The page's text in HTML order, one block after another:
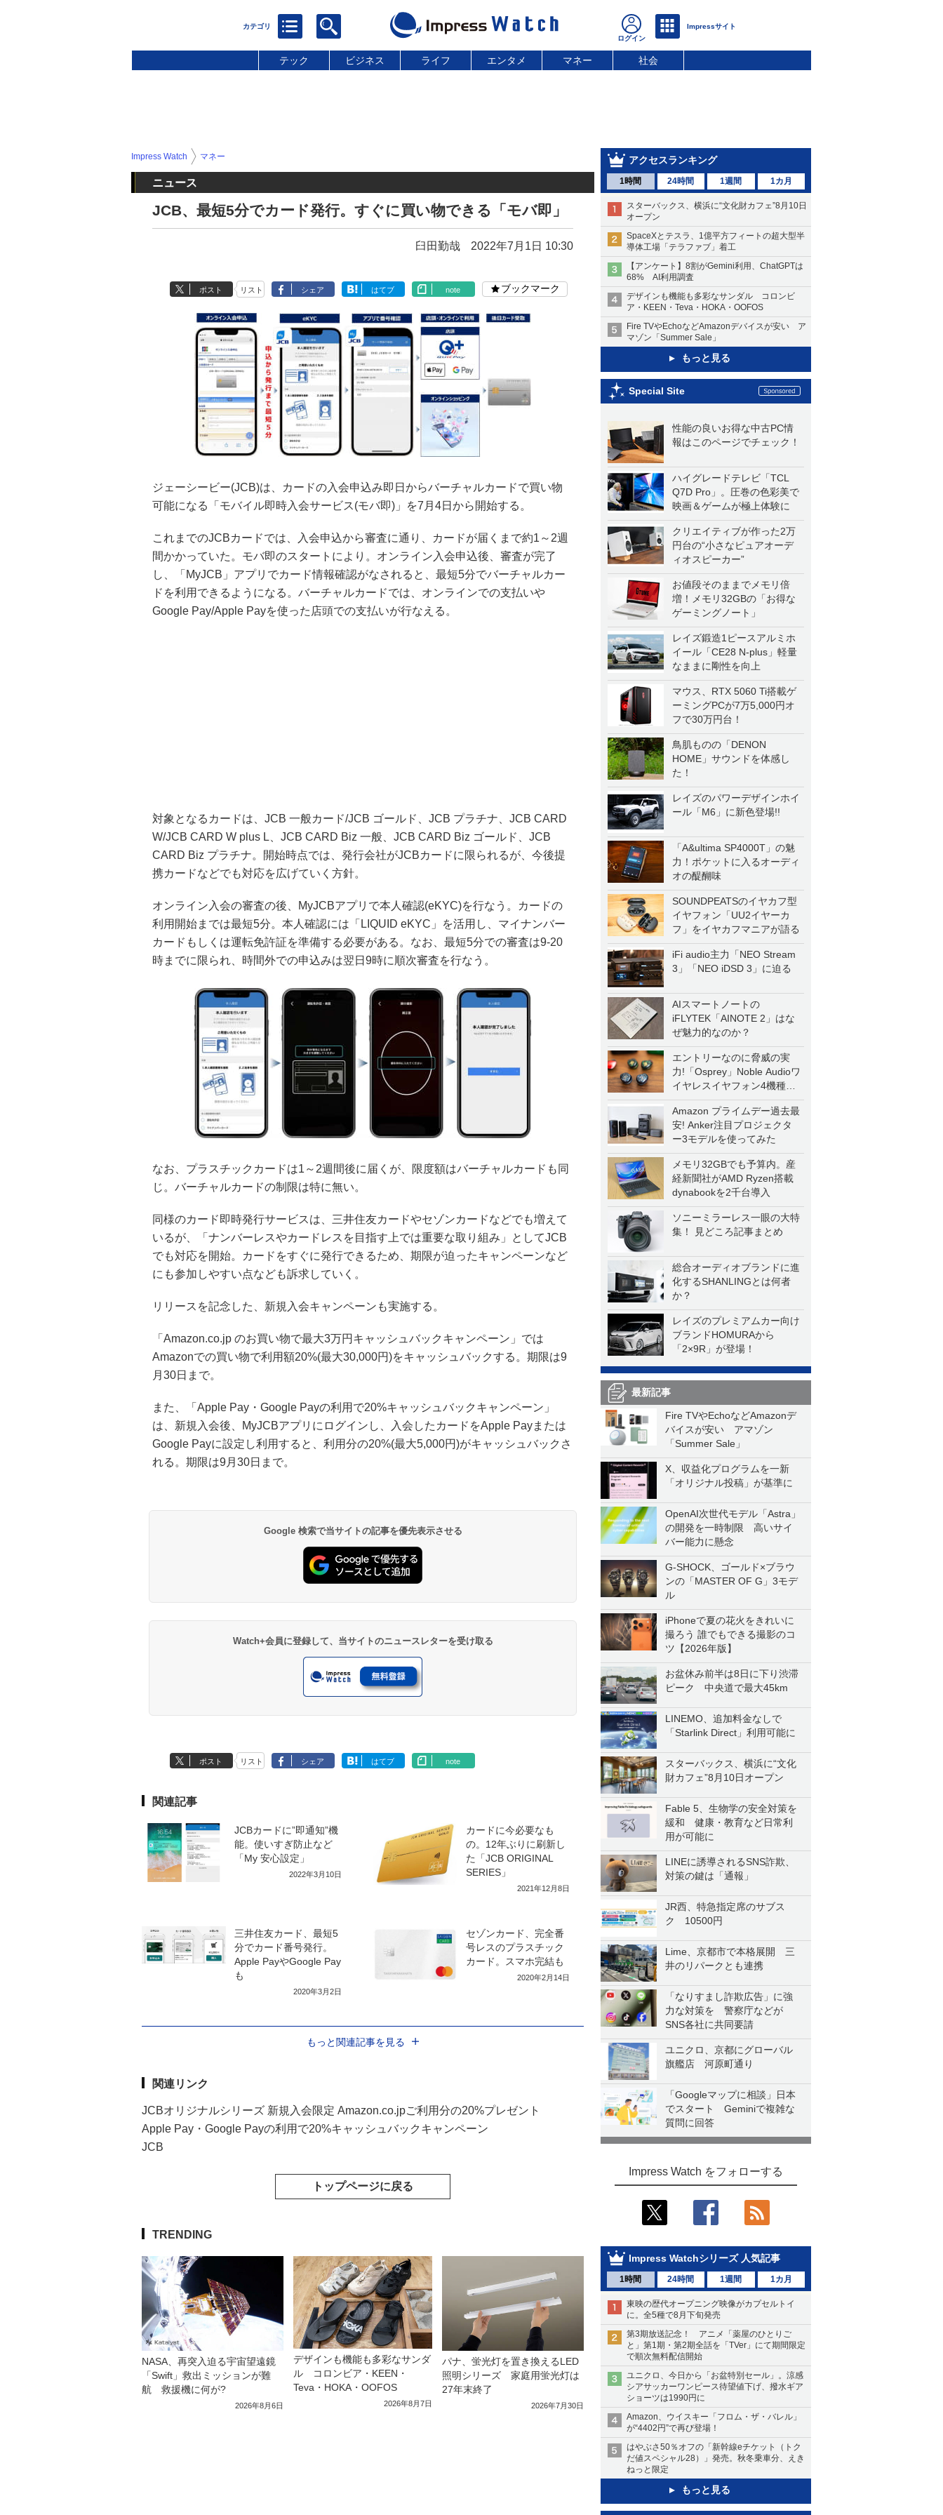
テック ビジネス ライフ エンタメ マネー 社会
アクセスランキング
1時間 24時間 1週間 1カ月
スターバックス、横浜に“文化財カフェ”8月10日
オープン
SpaceXとテスラ、1億平方フィートの超大型半
導体工場「テラファブ」着工
【アンケート】8割がGemini利用、ChatGPTは
68% AI利用調査
デザインも機能も多彩なサンダル コロンビ
ア・KEEN・Teva・HOKA・OOFOS
Fire TVやEchoなどAmazonデバイスが安い ア
マゾン「Summer Sale」
もっと見る
Special Site
性能の良いお得な中古PC情
報はこのページでチェック！
ハイグレードテレビ「TCL
Q7D Pro」。圧巻の色彩美で
映画＆ゲームが極上体験に
クリエイティブが作った2万
円台の“小さなピュアオーデ
ィオスピーカー”
お値段そのままでメモリ倍
増！メモリ32GBの「お得な
ゲーミングノート」
レイズ鍛造1ピースアルミホ
イール「CE28 N-plus」軽量
なままに剛性を向上
マウス、RTX 5060 Ti搭載ゲ
ーミングPCが7万5,000円オ
フで30万円台！
鳥肌ものの「DENON
HOME」サウンドを体感し
た！
レイズのパワーデザインホイ
ール「M6」に新色登場!!
「A&ultima SP4000T」の魅
力！ポケットに入るオーディ
オの醍醐味
SOUNDPEATSのイヤカフ型
イヤフォン「UU2イヤーカ
フ」をイヤカフマニアが語る
iFi audio主力「NEO Stream
3」「NEO iDSD 3」に迫る
AIスマートノートの
iFLYTEK「AINOTE 2」はな
ぜ魅力的なのか？
エントリーなのに脅威の実
力!「Osprey」Noble Audioワ
イヤレスイヤフォン4機種を
一気に聴く
Amazon プライムデー過去最
安! Anker注目プロジェクタ
ー3モデルを使ってみた
メモリ32GBでも予算内。産
経新聞社がAMD Ryzen搭載
dynabookを2千台導入
ソニーミラーレス一眼の大特
集！ 見どころ記事まとめ
総合オーディオブランドに進
化するSHANLINGとは何者
か？
レイズのプレミアムカー向け
ブランドHOMURAから
「2×9R」が登場！
最新記事
Fire TVやEchoなどAmazonデ
バイスが安い アマゾン
「Summer Sale」
X、収益化プログラムを一新
「オリジナル投稿」が基準に
OpenAI次世代モデル「Astra」
の開発を一時制限 高いサイ
バー能力に懸念
G-SHOCK、ゴールド×ブラウ
ンの「MASTER OF G」3モデ
ル
iPhoneで夏の花火をきれいに
撮ろう 誰でもできる撮影のコ
ツ【2026年版】
お盆休み前半は8日に下り渋滞
ピーク 中央道で最大45km
LINEMO、追加料金なしで
「Starlink Direct」利用可能に
スターバックス、横浜に“文化
財カフェ”8月10日オープン
Fable 5、生物学の安全対策を
緩和 健康・教育など日常利
用が可能に
LINEに誘導されるSNS詐欺、
対策の鍵は「通報」
JR西、特急指定席のサブス
ク 10500円
Lime、京都市で本格展開 三
井のリパークとも連携
「なりすまし詐欺広告」に強
力な対策を 警察庁などが
SNS各社に共同要請
ユニクロ、京都にグローバル
旗艦店 河原町通り
「Googleマップに相談」日本
でスタート Geminiで複雑な
質問に回答
Impress Watch をフォローする
Impress Watchシリーズ 人気記事
1時間 24時間 1週間 1カ月
東映の歴代オープニング映像がカプセルトイ
に。全5種で8月下旬発売
第3期放送記念！ アニメ「薬屋のひとりご
と」第1期・第2期全話を「TVer」にて期間限定
で順次無料配信開始
ユニクロ、今日から「お盆特別セール」。涼感
シアサッカーワンピース待望値下げ、撥水ギア
ショーツは1990円に
Amazon、ウイスキー「フロム・ザ・バレル」
が“4402円”で再び登場！
はやぶさ50％オフの「新幹線eチケット（トク
だ値スペシャル28）」発売。秋冬乗車分、えき
ねっと限定
もっと見る
Impress Watch マネー
ニュース
JCB、最短5分でカード発行。すぐに買い物できる「モバ即」
臼田勤哉 2022年7月1日 10:30
ポスト リスト シェア はてブ note ブックマーク
ジェーシービー(JCB)は、カードの入会申込み即日からバーチャルカードで買い物
可能になる「モバイル即時入会サービス(モバ即)」を7月4日から開始する。
これまでのJCBカードでは、入会申込から審査に通り、カードが届くまで約1～2週
間かかっていた。モバ即のスタートにより。オンライン入会申込後、審査が完了
し、「MyJCB」アプリでカード情報確認がなされると、最短5分でバーチャルカー
ドを利用できるようになる。バーチャルカードでは、オンラインでの支払いや
Google Pay/Apple Payを使った店頭での支払いが行なえる。
対象となるカードは、JCB 一般カード/JCB ゴールド、JCB プラチナ、JCB CARD
W/JCB CARD W plus L、JCB CARD Biz 一般、JCB CARD Biz ゴールド、JCB
CARD Biz プラチナ。開始時点では、発行会社がJCBカードに限られるが、今後提
携カードなどでも対応を広げていく方針。
オンライン入会の審査の後、MyJCBアプリで本人確認(eKYC)を行なう。カードの
利用開始までは最短5分。本人確認には「LIQUID eKYC」を活用し、マイナンバー
カードもしくは運転免許証を準備する必要がある。なお、最短5分での審査は9-20
時までに限られ、時間外での申込みは翌日9時に順次審査を行なう。
なお、プラスチックカードは1～2週間後に届くが、限度額はバーチャルカードも同
じ。バーチャルカードの制限は特に無い。
同様のカード即時発行サービスは、三井住友カードやセゾンカードなどでも増えて
いるが、「ナンバーレスやカードレスを目指す上では重要な取り組み」としてJCB
でも対応を開始。カードをすぐに発行できるため、期限が迫ったキャンペーンなど
にも参加しやすい点なども訴求していく。
リリースを記念した、新規入会キャンペーンも実施する。
「Amazon.co.jp のお買い物で最大3万円キャッシュバックキャンペーン」では
Amazonでの買い物で利用額20%(最大30,000円)をキャッシュバックする。期限は9
月30日まで。
また、「Apple Pay・Google Payの利用で20%キャッシュバックキャンペーン」
は、新規入会後、MyJCBアプリにログインし、入会したカードをApple Payまたは
Google Payに設定し利用すると、利用分の20%(最大5,000円)がキャッシュバックさ
れる。期限は9月30日まで。
Google 検索で当サイトの記事を優先表示させる
Watch+会員に登録して、当サイトのニュースレターを受け取る
ポスト リスト シェア はてブ note
関連記事
JCBカードに”即通知”機
能。使いすぎ防止など
「My 安心設定」
2022年3月10日
カードに今必要なも
の。12年ぶりに刷新し
た「JCB ORIGINAL
SERIES」
2021年12月8日
三井住友カード、最短5
分でカード番号発行。
Apple PayやGoogle Pay
も
2020年3月2日
セゾンカード、完全番
号レスのプラスチック
カード。スマホ完結も
2020年2月14日
もっと関連記事を見る
関連リンク
JCBオリジナルシリーズ 新規入会限定 Amazon.co.jpご利用分の20%プレゼント
Apple Pay・Google Payの利用で20%キャッシュバックキャンペーン
JCB
トップページに戻る
TRENDING
NASA、再突入迫る宇宙望遠鏡
「Swift」救出ミッションが難
航 救援機に何が?
2026年8月6日
デザインも機能も多彩なサンダ
ル コロンビア・KEEN・
Teva・HOKA・OOFOS
2026年8月7日
パナ、蛍光灯を置き換えるLED
照明シリーズ 家庭用蛍光灯は
27年末終了
2026年7月30日